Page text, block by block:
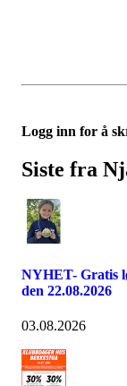
Logg inn for å
Siste fra
NYHET- Gratis
den 22.08.2026
03.08.2026